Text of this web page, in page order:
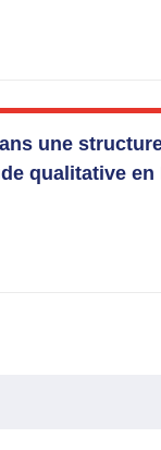
une
qualitative en